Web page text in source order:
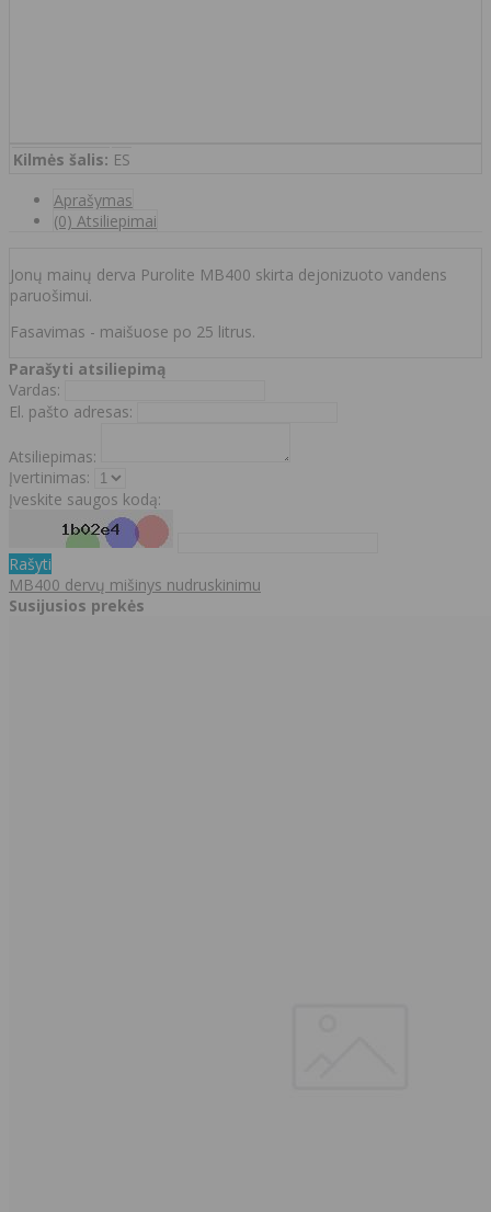
Kilmės šalis: ES
Aprašymas
(0) Atsiliepimai
Jonų mainų derva Purolite MB400 skirta dejonizuoto vandens
paruošimui.
Fasavimas - maišuose po 25 litrus.
Parašyti atsiliepimą
Vardas:
El. pašto adresas:
Atsiliepimas:
Įvertinimas:
Įveskite saugos kodą:
Rašyti
MB400 dervų mišinys nudruskinimu
Susijusios prekės